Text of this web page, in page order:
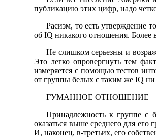
публикацию этих цифр, надо
Расизм, то есть утверждение
об IQ никакого отношения. Более
Не слишком серьезны и
Это легко опровергнуть тем
измеряется с помощью тестов
от группы белых с таким же IQ ни
ГУМАННОЕ ОТНОШЕНИЕ
Принадлежность к группе с
оказаться выше среднего для
И, наконец, в-третьих, его